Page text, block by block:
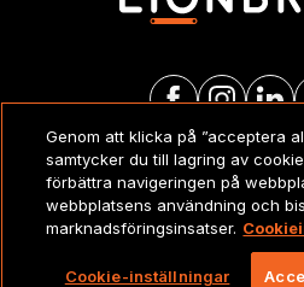
Copyright 2026 Lionbridge
rättigheter
Genom att klicka på ”acceptera
samtycker du till lagring av
förbättra navigeringen på
webbplatsens användning och
marknadsföringsinsatser.
Cookie-inställningar